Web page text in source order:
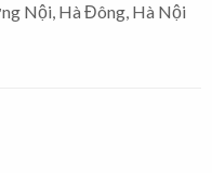
Nội, Hà Đông, Hà Nội